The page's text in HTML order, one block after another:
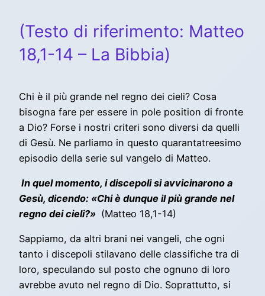
(Testo di riferimento: Matteo
18,1-14 – La Bibbia)
Chi è il più grande nel regno dei cieli? Cosa
bisogna fare per essere in pole position di fronte
a Dio? Forse i nostri criteri sono diversi da quelli
di Gesù. Ne parliamo in questo quarantatreesimo
episodio della serie sul vangelo di Matteo.
In quel momento, i discepoli si avvicinarono a
Gesù, dicendo: «Chi è dunque il più grande nel
regno dei cieli?» (Matteo 18,1-14)
Sappiamo, da altri brani nei vangeli, che ogni
tanto i discepoli stilavano delle classifiche tra di
loro, speculando sul posto che ognuno di loro
avrebbe avuto nel regno di Dio. Soprattutto, si